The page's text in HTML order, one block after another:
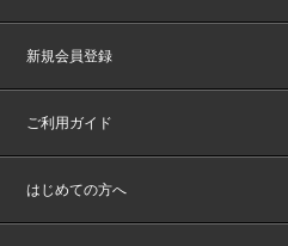
新規会員登録
ご利用ガイド
はじめての方へ